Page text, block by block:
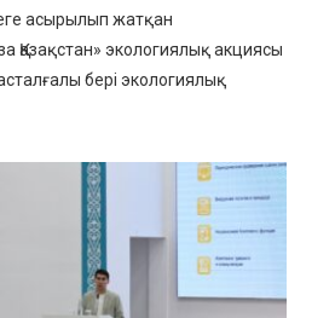
асырылып жатқан
Қазақстан» экологиялық акциясы
бері экологиялық